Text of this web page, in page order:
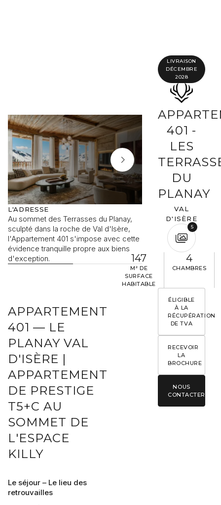
Adresse e-mail
Téléphone
Votre demande
Je souhaite recevoir des informations sur l’actualité Rising
Les informations recueillies sont nécessaires au traitement de votre
demande par Rising Stone. Vous pouvez consulter notrePolitique de
confidentialité. À tout moment, vous disposez d’un droit d’accès, de
modification et de suppression de vos données.
L'ADRESSE
Au sommet des Terrasses du Planay,
sculpté dans la roche de Val d'Isère,
l'Appartement 401 s'impose avec cette
évidence tranquille propre aux biens
d'exception.
UN REFUGE
Pensé pour ceux
luxe ne se mesure
mais en instants
APPARTEMENT
401 — LE
PLANAY VAL
D'ISÈRE |
APPARTEMENT
DE PRESTIGE
T5+C AU
SOMMET DE
L'ESPACE
KILLY
Le séjour – Le lieu des
retrouvailles
LIVRAISON
DÉCEMBRE
2028
401 -
LES
DU
PLANAY
VAL
D'ISÈRE
5
147
M² DE
SURFACE
HABITABLE
4
CHAMBRES
ÉLIGIBLE
À LA
RÉCUPÉRATION
DE TVA
RECEVOIR
LA
BROCHURE
NOUS
CONTACTER